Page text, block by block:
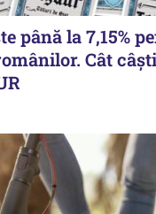
până la 7,15%
Cât